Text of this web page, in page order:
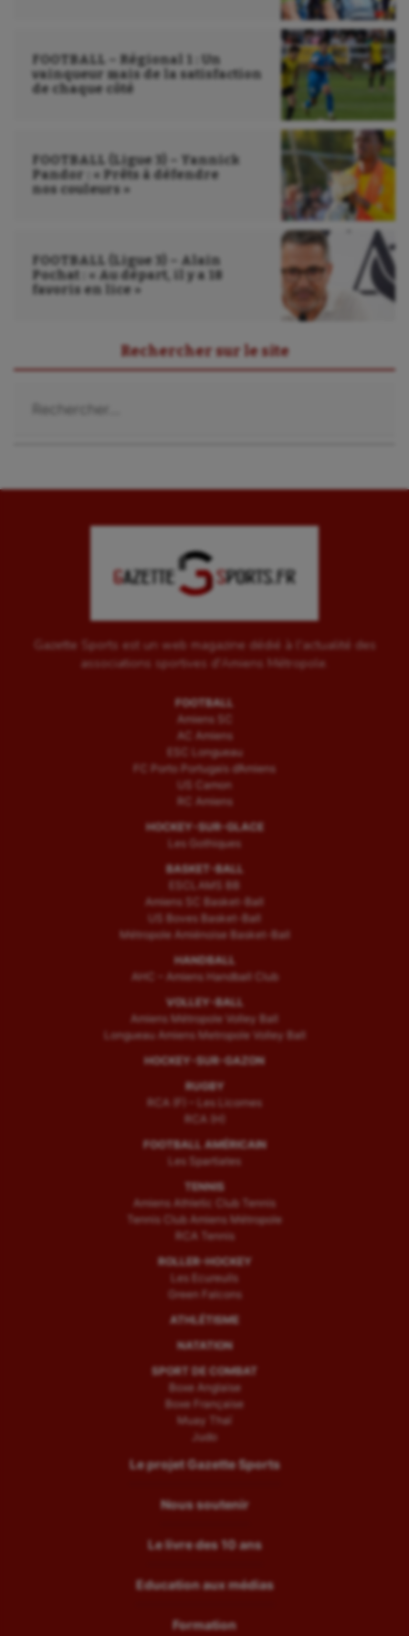
Sport handicap
Sport-santé
Tir à l'arc
Triathlon
UNSS
FOOTBALL – Régional 1 : Un
vainqueur mais de la satisfaction
de chaque côté
FOOTBALL (Ligue 3) – Yannick
Pandor : « Prêts à défendre
nos couleurs »
FOOTBALL (Ligue 3) – Alain
Pochat : « Au départ, il y a 18
favoris en lice »
Rechercher sur le site
Gazette Sports est un web magazine dédié à l'actualité des
associations sportives d'Amiens Métropole.
FOOTBALL
Amiens SC
AC Amiens
ESC Longueau
FC Porto Portugais d’Amiens
US Camon
RC Amiens
HOCKEY-SUR-GLACE
Les Gothiques
BASKET-BALL
ESCLAMS BB
Amiens SC Basket-Ball
US Boves Basket-Ball
Métropole Amiénoise Basket-Ball
HANDBALL
AHC – Amiens Handball Club
VOLLEY-BALL
Amiens Métropole Volley Ball
Longueau Amiens Metropole Volley Ball
HOCKEY-SUR-GAZON
RUGBY
RCA (F) – Les Licornes
RCA (H)
FOOTBALL AMÉRICAIN
Les Spartiates
TENNIS
Amiens Athletic Club Tennis
Tennis Club Amiens Métropole
RCA Tennis
ROLLER-HOCKEY
Les Ecureuils
Green Falcons
ATHLÉTISME
NATATION
SPORT DE COMBAT
Boxe Anglaise
Boxe Française
Muay Thaï
Judo
Le projet Gazette Sports
Nous soutenir
Le livre des 10 ans
Education aux médias
Formation